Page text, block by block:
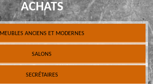
ACHATS
MEUBLES ANCIENS ET MODERNES
SALONS
SECRÉTAIRES